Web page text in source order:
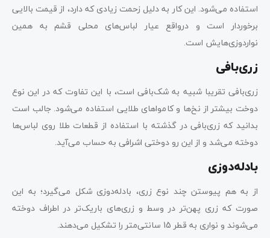
استفاده می‌شود. این کار به دلیل زحمت زیادی که دارد، از قیمت بالایی
برخوردار است و درواقع عیار لباس‌های محلی قشم به همین
نواردوزی‌هایش است.
زری‌بافی
زری‌بافی تقریبا شبیه به شک‌بافی است، با این تفاوت که در این نوع
دوخت بیشتر از نخ‌ها و کامواهای طلایی استفاده می‌شود. جالب است
بدانید که زری‌بافی در گذشته با استفاده از قطعات طلا روی لباس‌ها
دوخته می‌شد و از این رو دوختی اشرافی به حساب می‌آید.
بادله‌دوزی
از به هم پیوستن چند نوع زری، بادله‌دوزی شکل می‌گیرد؛ به این
صورت که زری پهن‌تر در وسط و زری‌های باریک‌تر در اطراف دوخته
می‌شوند و نواری به قطر 15 سانتی‌متر را تشکیل می‌دهند.